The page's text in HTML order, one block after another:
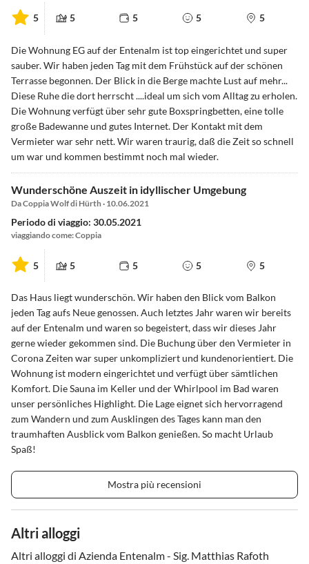
5 5 5 5 5
Die Wohnung EG auf der Entenalm ist top eingerichtet und super
sauber. Wir haben jeden Tag mit dem Frühstück auf der schönen
Terrasse begonnen. Der Blick in die Berge machte Lust auf mehr...
Diese Ruhe die dort herrscht ....ideal um sich vom Alltag zu erholen.
Die Wohnung verfügt über sehr gute Boxspringbetten, eine tolle
große Badewanne und gutes Internet. Der Kontakt mit dem
Vermieter war sehr nett. Wir waren traurig, daß die Zeit so schnell
um war und kommen bestimmt noch mal wieder.
Wunderschöne Auszeit in idyllischer Umgebung
Da Coppia Wolf di Hürth · 10.06.2021
Periodo di viaggio: 30.05.2021
viaggiando come: Coppia
5 5 5 5 5
Das Haus liegt wunderschön. Wir haben den Blick vom Balkon
jeden Tag aufs Neue genossen. Auch letztes Jahr waren wir bereits
auf der Entenalm und waren so begeistert, dass wir dieses Jahr
gerne wieder gekommen sind. Die Buchung über den Vermieter in
Corona Zeiten war super unkompliziert und kundenorientiert. Die
Wohnung ist modern eingerichtet und verfügt über sämtlichen
Komfort. Die Sauna im Keller und der Whirlpool im Bad waren
unser persönliches Highlight. Die Lage eignet sich hervorragend
zum Wandern und zum Ausklingen des Tages kann man den
traumhaften Ausblick vom Balkon genießen. So macht Urlaub
Spaß!
Mostra più recensioni
Altri alloggi
Altri alloggi di Azienda Entenalm - Sig. Matthias Rafoth